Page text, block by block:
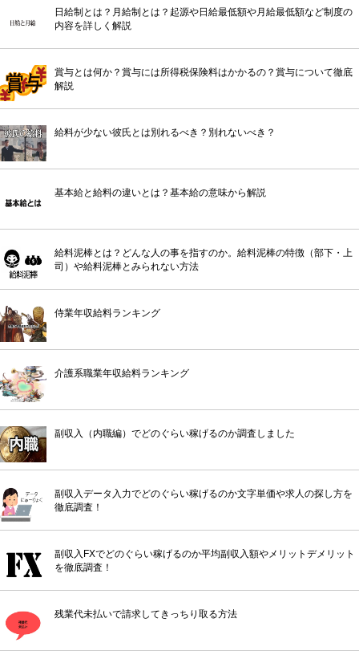
日給制とは？月給制とは？起源や日給最低額や月給最低額など制度の
内容を詳しく解説
賞与とは何か？賞与には所得税保険料はかかるの？賞与について徹底
解説
給料が少ない彼氏とは別れるべき？別れないべき？
基本給と給料の違いとは？基本給の意味から解説
給料泥棒とは？どんな人の事を指すのか。給料泥棒の特徴（部下・上
司）や給料泥棒とみられない方法
侍業年収給料ランキング
介護系職業年収給料ランキング
副収入（内職編）でどのぐらい稼げるのか調査しました
副収入データ入力でどのぐらい稼げるのか文字単価や求人の探し方を
徹底調査！
副収入FXでどのぐらい稼げるのか平均副収入額やメリットデメリット
を徹底調査！
残業代未払いで請求してきっちり取る方法